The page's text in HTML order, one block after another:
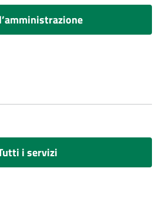
i servizi